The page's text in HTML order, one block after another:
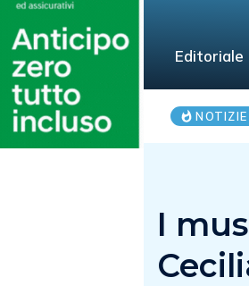
Editoriale
I